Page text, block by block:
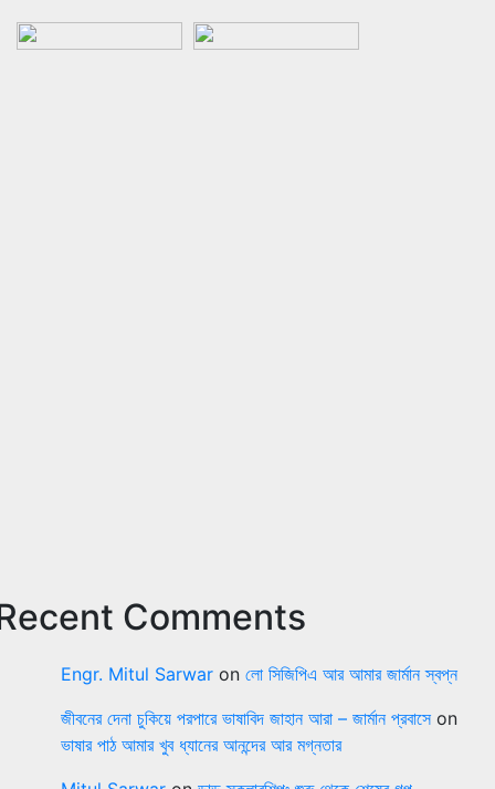
Comments
Engr. Mitul Sarwar on লো সিজিপিএ আর আমার জার্মান স্বপ্ন
জীবনের দেনা চুকিয়ে পরপারে ভাষাবিদ জাহান আরা – জার্মান প্রবাসেon
ভাষার পাঠ আমার খুব ধ্যানের আনন্দের আর মগ্নতার